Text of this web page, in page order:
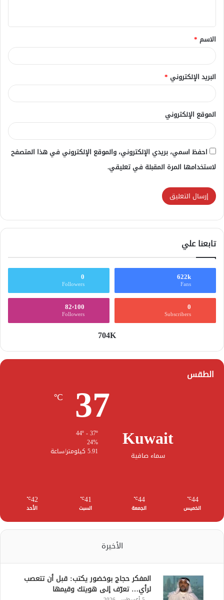
ق
*
الاسم *
البريد الإلكتروني *
الموقع الإلكتروني
احفظ اسمي، بريدي الإلكتروني، والموقع الإلكتروني في هذا المتصفح
لاستخدامها المرة المقبلة في تعليقي.
تابعنا علي
622k
Fans
0
Followers
0
Subscribers
82٬100
Followers
704K
الطقس
Kuwait
سماء صافية
37
℃
24%
5.91 كيلومتر/ساعة
44
℃
الخميس
44
℃
الجمعة
41
℃
السبت
42
℃
الأحد
الأخيرة
المفكر حجاج بوخضور يكتب: قبل أن تتعصب
لرأي… تعرّف إلى هويتك وقيمها